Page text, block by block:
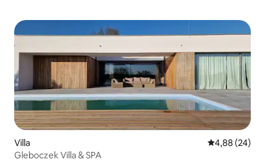
Villa
4,88 (24)
Gleboczek Villa & SPA